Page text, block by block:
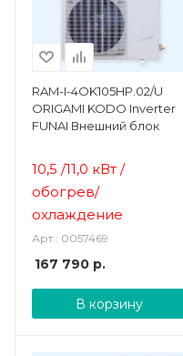
RAM-I-4OK105HP.02/U
ORIGAMI KODO Inverter
FUNAI Внешний блок
10,5 /11,0 кВт /
обогрев/
охлаждение
Арт.: 0057469
167 790 р.
В корзину